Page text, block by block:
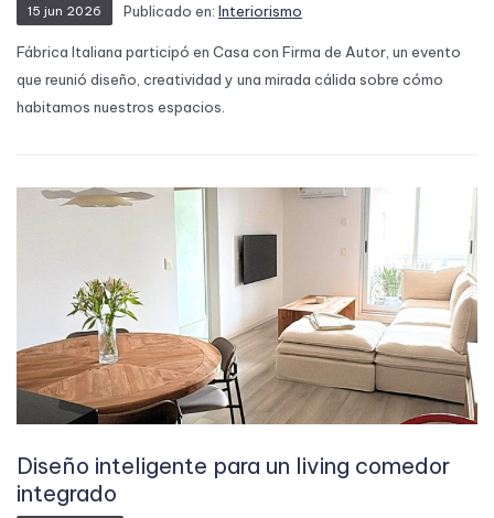
15 jun 2026 Publicado en: Interiorismo
Fábrica Italiana participó en Casa con Firma de Autor, un evento
que reunió diseño, creatividad y una mirada cálida sobre cómo
habitamos nuestros espacios.
Diseño inteligente para un living comedor
integrado